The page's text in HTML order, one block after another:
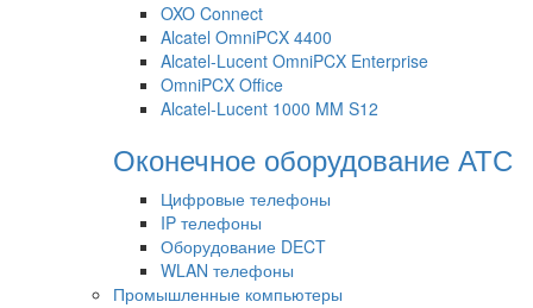
OXO Connect
Alcatel OmniPCX 4400
Alcatel-Lucent OmniPCX Enterprise
OmniPCX Office
Alcatel-Lucent 1000 MM S12
Оконечное оборудование АТС
Цифровые телефоны
IP телефоны
Оборудование DECT
WLAN телефоны
Промышленные компьютеры